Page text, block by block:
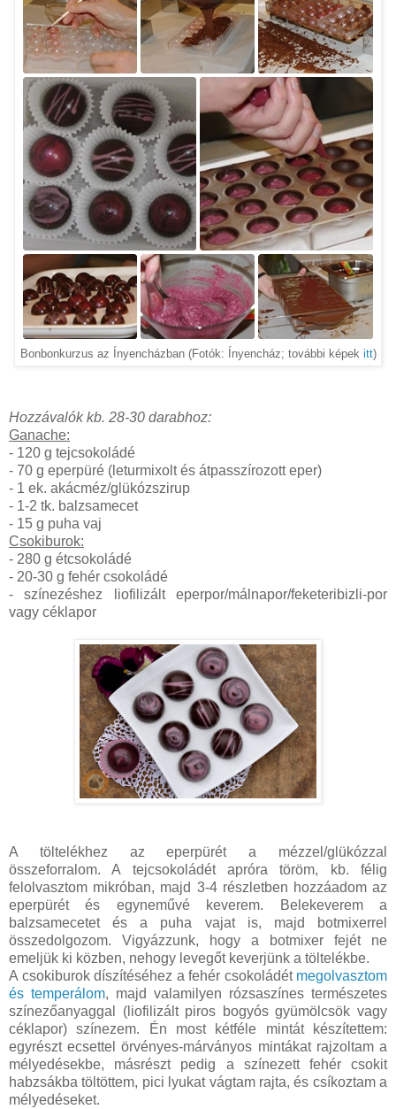
Bonbonkurzus az Ínyencházban (Fotók: Ínyencház; további képek itt)
Hozzávalók kb. 28-30 darabhoz:
Ganache:
- 120 g tejcsokoládé
- 70 g eperpüré (leturmixolt és átpasszírozott eper)
- 1 ek. akácméz/glükózszirup
- 1-2 tk. balzsamecet
- 15 g puha vaj
Csokiburok:
- 280 g étcsokoládé
- 20-30 g fehér csokoládé
- színezéshez liofilizált eperpor/málnapor/feketeribizli-por
vagy céklapor
A töltelékhez az eperpürét a mézzel/glükózzal
összeforralom. A tejcsokoládét apróra töröm, kb. félig
felolvasztom mikróban, majd 3-4 részletben hozzáadom az
eperpürét és egyneművé keverem. Belekeverem a
balzsamecetet és a puha vajat is, majd botmixerrel
összedolgozom. Vigyázzunk, hogy a botmixer fejét ne
emeljük ki közben, nehogy levegőt keverjünk a töltelékbe.
A csokiburok díszítéséhez a fehér csokoládét megolvasztom
és temperálom, majd valamilyen rózsaszínes természetes
színezőanyaggal (liofilizált piros bogyós gyümölcsök vagy
céklapor) színezem. Én most kétféle mintát készítettem:
egyrészt ecsettel örvényes-márványos mintákat rajzoltam a
mélyedésekbe, másrészt pedig a színezett fehér csokit
habzsákba töltöttem, pici lyukat vágtam rajta, és csíkoztam a
mélyedéseket.